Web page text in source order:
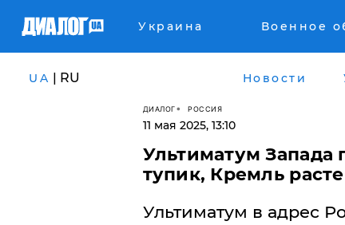
Украина Военное
UA | RU Новости
ДИАЛОГ РОССИЯ
11 мая 2025, 13:10
Ультиматум Запада
тупик, Кремль
Ультиматум в адрес